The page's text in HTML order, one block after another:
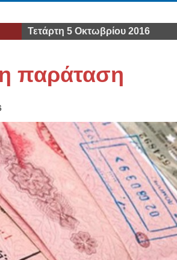
Τετάρτη 5 Οκτωβρίου 2016
παράταση